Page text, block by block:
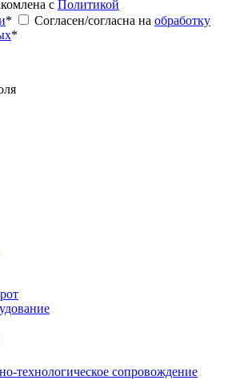
с Политикой
* Согласен/согласна на обработку
*
технологическое сопровождение